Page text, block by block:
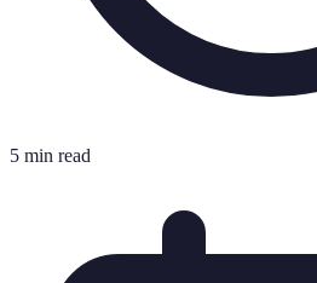
5 min read